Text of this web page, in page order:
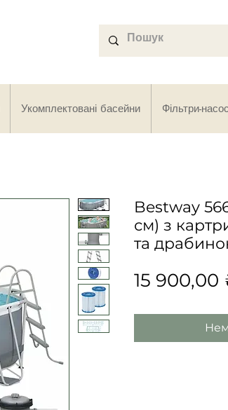
Bestway
см) з
та
15 900,00
Укомплектовані басейни Фільтри-